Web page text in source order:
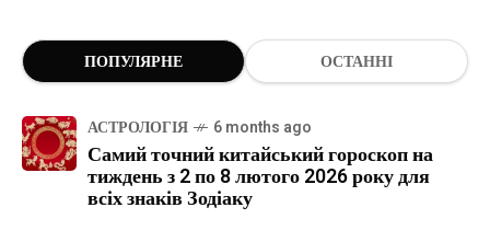
ПОПУЛЯРНЕ ОСТАННІ
АСТРОЛОГІЯ 6 months ago
Самий точний китайський гороскоп на
тиждень з 2 по 8 лютого 2026 року для
всіх знаків Зодіаку